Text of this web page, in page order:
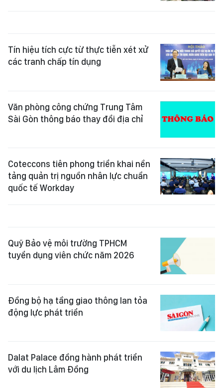
Tín hiệu tích cực từ thực tiễn xét xử
các tranh chấp tín dụng
Văn phòng công chứng Trung Tâm
Sài Gòn thông báo thay đổi địa chỉ
Coteccons tiên phong triển khai nền
tảng quản trị nguồn nhân lực chuẩn
quốc tế Workday
Quỹ Bảo vệ môi trường TPHCM
tuyển dụng viên chức năm 2026
Đồng bộ hạ tầng giao thông lan tỏa
động lực phát triển
Dalat Palace đồng hành phát triển
với du lịch Lâm Đồng